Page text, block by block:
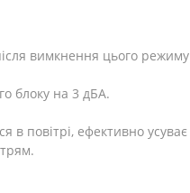
вимкнення цього
блоку на 3 дБА.
в повітрі, ефективно